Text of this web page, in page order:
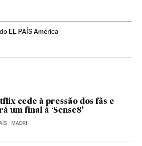
EL PAÍS América
en Twitter
Brasil en Instagram
País Brasil en Facebook
cede à pressão dos fãs e
um final à ‘Sense8’
| MADRI